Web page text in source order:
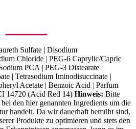
Sulfate | Disodium
Chloride | PEG-6 Caprylic/Capric
PCA | PEG-3 Distearate |
| Tetrasodium Iminodisuccinate |
Acetate | Benzoic Acid | Parfum
14720 (Acid Red 14) Hinweis: Bitte
bei den hier genannten Ingredients um die
handelt. Da wir dauerhaft bemüht sind,
Produkte zu optimieren und stets den